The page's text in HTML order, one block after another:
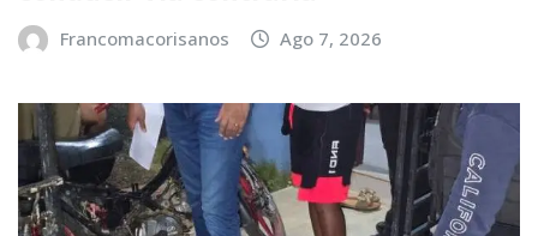
Francomacorisanos Ago 7, 2026